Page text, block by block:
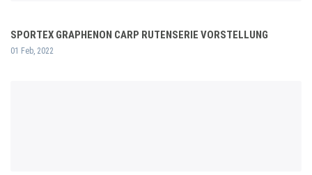
SPORTEX GRAPHENON CARP RUTENSERIE VORSTELLUNG
01 Feb, 2022